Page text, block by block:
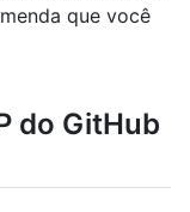
que você
do GitHub